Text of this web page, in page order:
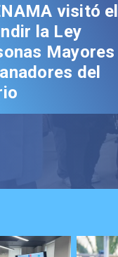
visitó el
la Ley
Mayores
del